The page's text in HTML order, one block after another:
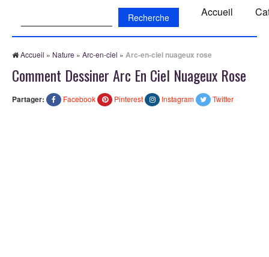
Accueil
Accueil » Nature » Arc-en-ciel » Arc-en-ciel nuageux rose
Comment Dessiner Arc En Ciel Nuageux Rose
Partager: Facebook Pinterest Instagram Twitter